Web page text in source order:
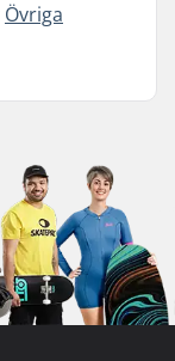
Övriga